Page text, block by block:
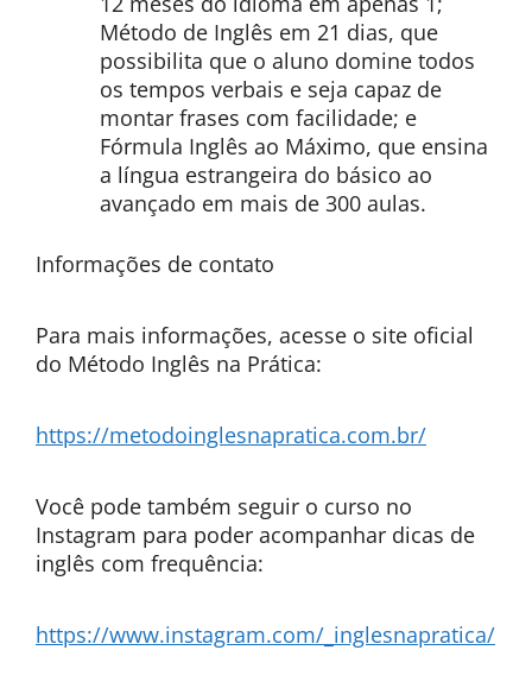
Método de Inglês em 21 dias, que
possibilita que o aluno domine todos
os tempos verbais e seja capaz de
montar frases com facilidade; e
Fórmula Inglês ao Máximo, que ensina
a língua estrangeira do básico ao
avançado em mais de 300 aulas.
Informações de contato
Para mais informações, acesse o site oficial
do Método Inglês na Prática:
https://metodoinglesnapratica.com.br/
Você pode também seguir o curso no
Instagram para poder acompanhar dicas de
inglês com frequência:
https://www.instagram.com/_inglesnapratica/